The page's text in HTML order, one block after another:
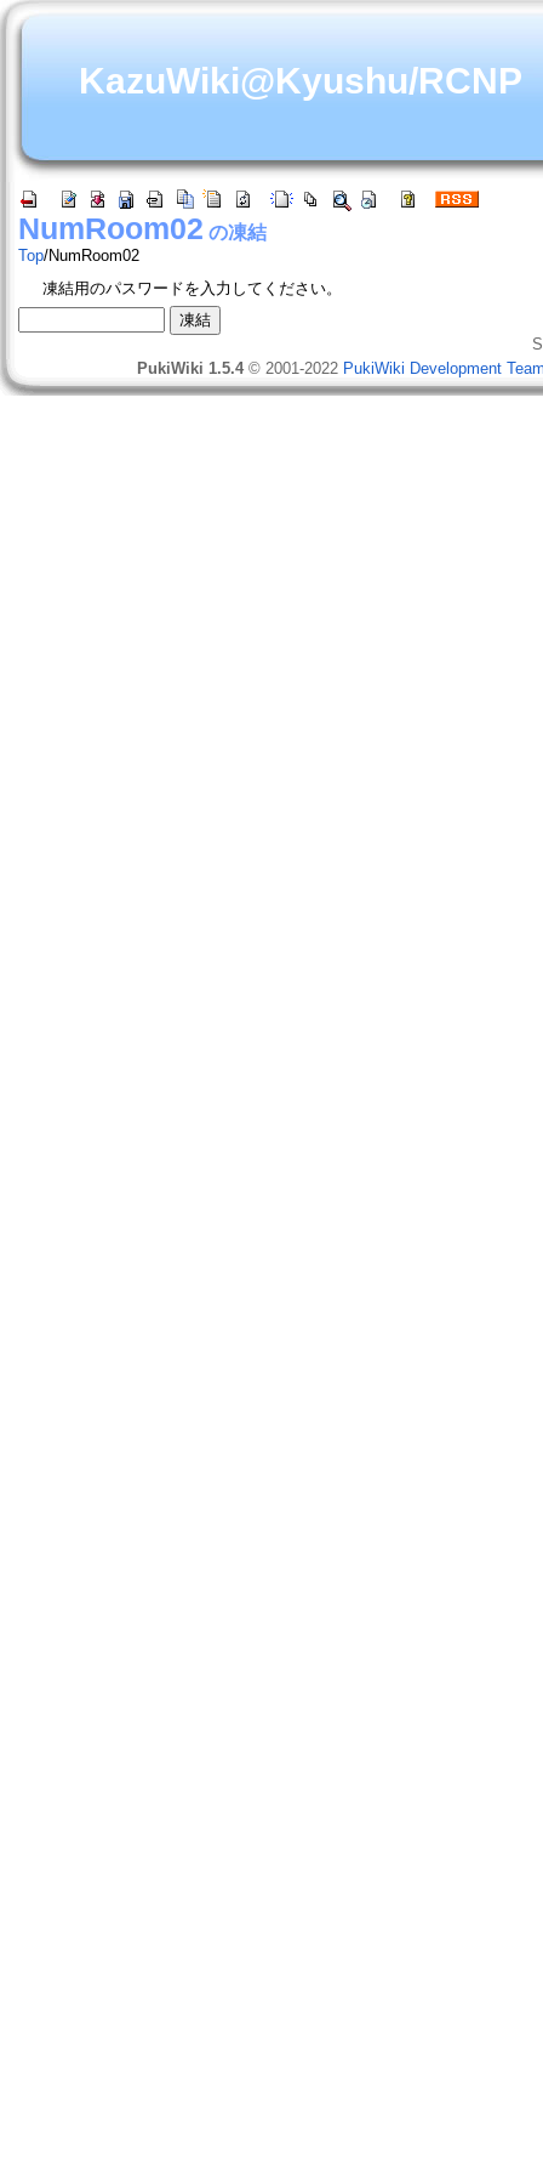
KazuWiki@Kyushu/RCNP
NumRoom02 の凍結
Top/NumRoom02
凍結用のパスワードを入力してください。
PukiWiki 1.5.4© 2001-2022 PukiWiki Development